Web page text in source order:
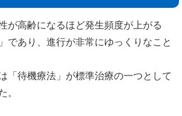
が高齢になるほど発生頻度が上がる
であり、進行が非常にゆっくりなこと
「待機療法」が標準治療の一つとして
。